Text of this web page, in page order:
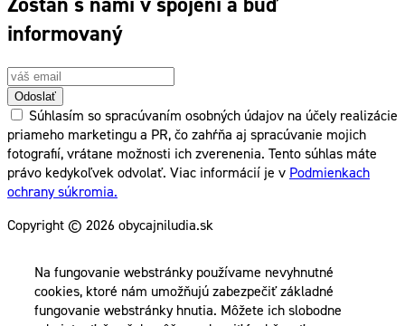
informovaný
Odoslať
Súhlasím so spracúvaním osobných údajov na účely realizácie
priameho marketingu a PR, čo zahŕňa aj spracúvanie mojich
fotografií, vrátane možnosti ich zverenenia. Tento súhlas máte
právo kedykoľvek odvolať. Viac informácií je v Podmienkach
ochrany súkromia.
Copyright © 2026 obycajniludia.sk
Na fungovanie webstránky používame nevyhnutné
cookies, ktoré nám umožňujú zabezpečiť základné
fungovanie webstránky hnutia. Môžete ich slobodne